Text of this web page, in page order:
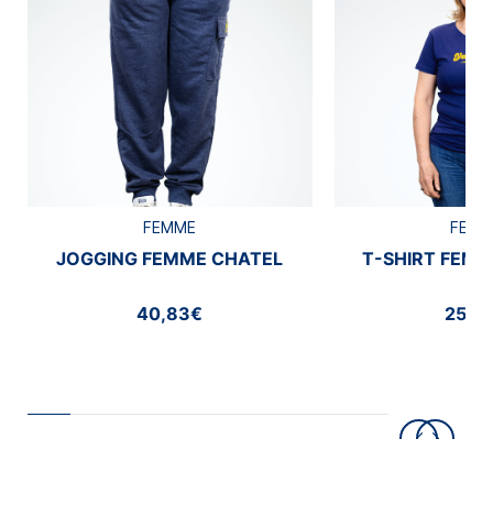
FEMME
JOGGING FEMME CHATEL
40,83€
T-SHIRT